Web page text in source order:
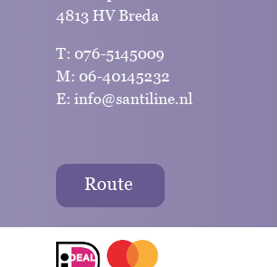
4813 HV Breda
T: 076-5145009
M: 06-40145232
E: info@santiline.nl
Route